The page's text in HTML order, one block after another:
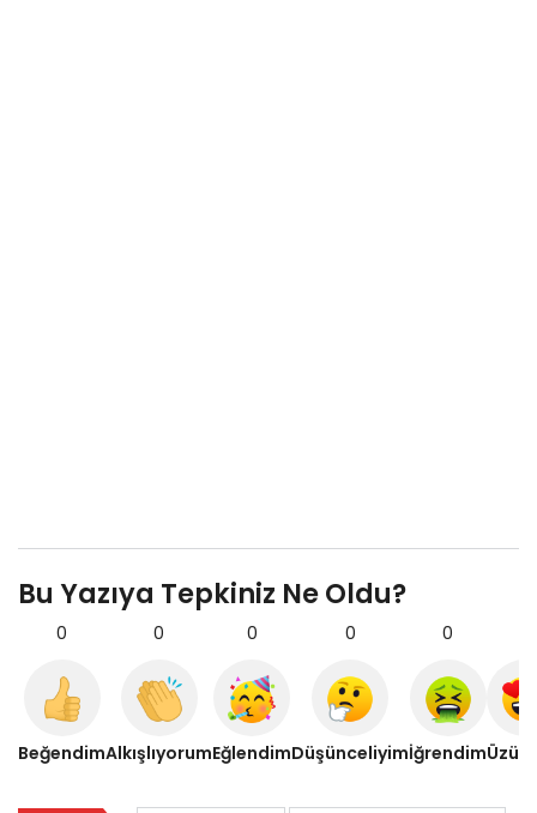
Bu Yazıya Tepkiniz Ne Oldu?
0
Beğendim
0
Alkışlıyorum
0
Eğlendim
0
Düşünceliyim
0
İğrendim